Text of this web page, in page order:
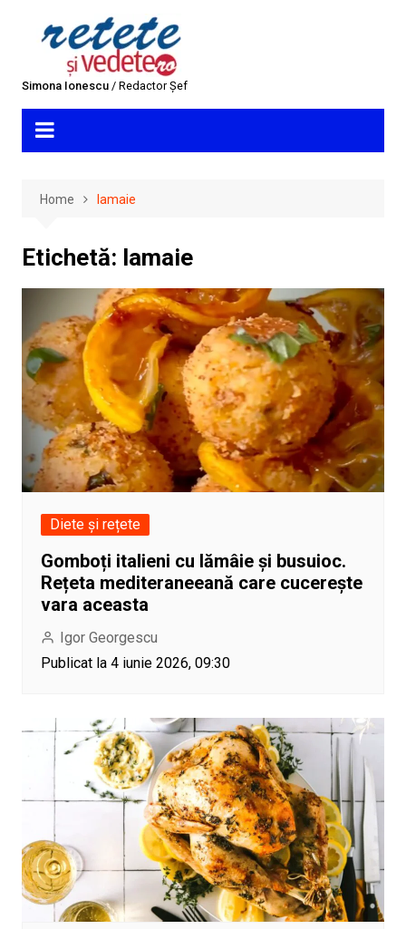
Simona Ionescu/ Redactor Șef
Home lamaie
Etichetă: lamaie
Diete și rețete
Gomboți italieni cu lămâie și busuioc.
Rețeta mediteraneeană care cucerește
vara aceasta
Igor Georgescu
Publicat la 4 iunie 2026, 09:30